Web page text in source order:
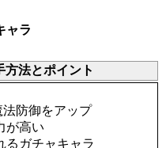
ャラ
方法とポイント
法防御をアップ
が高い
るガチャキャラ